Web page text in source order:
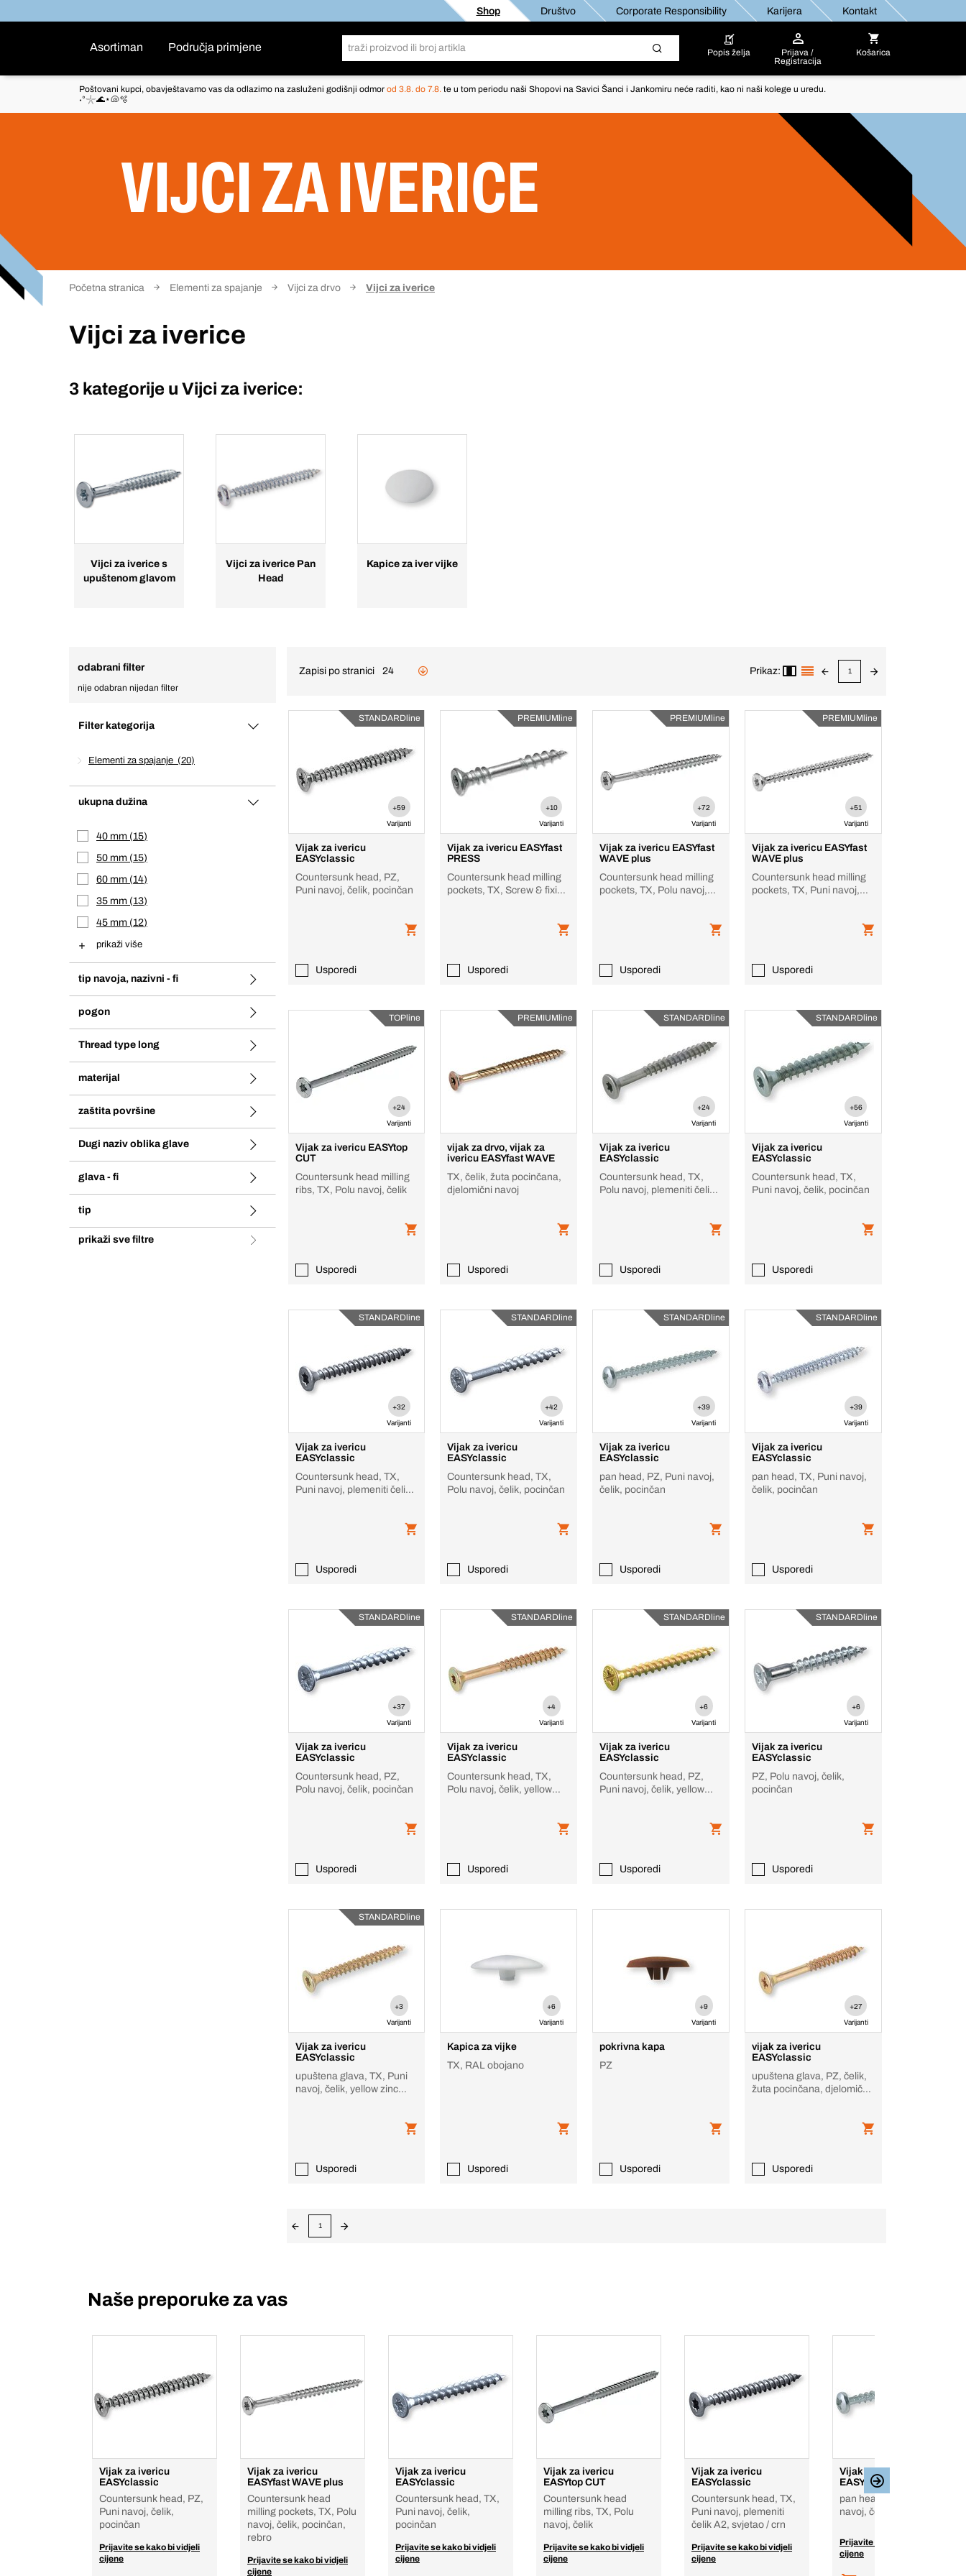
Shop Društvo Corporate Responsibility Karijera Kontakt
Asortiman Područja primjene Popis želja
Prijava /
Registracija
Košarica
Poštovani kupci, obavještavamo vas da odlazimo na zasluženi godišnji odmor od 3.8. do 7.8. te u tom periodu naši Shopovi na Savici Šanci i Jankomiru neće raditi, kao ni naši kolege u uredu.
˖°𓇼🌊⋆🐚🫧
VIJCI ZA IVERICE
Početna stranica Elementi za spajanje Vijci za drvo Vijci za iverice
Vijci za iverice
3 kategorije u Vijci za iverice:
Vijci za iverice s
upuštenom glavom
Vijci za iverice Pan
Head
Kapice za iver vijke
odabrani filter
nije odabran nijedan filter
Filter kategorija
Elementi za spajanje 20
ukupna dužina
40 mm 15
50 mm 15
60 mm 14
35 mm 13
45 mm 12
prikaži više
tip navoja, nazivni - fi
pogon
Thread type long
materijal
zaštita površine
Dugi naziv oblika glave
glava - fi
tip
prikaži sve filtre
Zapisi po stranici 24 Prikaz: 1
STANDARDline
+59
Varijanti
Vijak za ivericu
EASYclassic
Countersunk head, PZ,
Puni navoj, čelik, pocinčan
Usporedi
PREMIUMline
+10
Varijanti
Vijak za ivericu EASYfast
PRESS
Countersunk head milling
pockets, TX, Screw & fixing
Usporedi
PREMIUMline
+72
Varijanti
Vijak za ivericu EASYfast
WAVE plus
Countersunk head milling
pockets, TX, Polu navoj,
Usporedi
PREMIUMline
+51
Varijanti
Vijak za ivericu EASYfast
WAVE plus
Countersunk head milling
pockets, TX, Puni navoj,
Usporedi
TOPline
+24
Varijanti
Vijak za ivericu EASYtop
CUT
Countersunk head milling
ribs, TX, Polu navoj, čelik
Usporedi
PREMIUMline
vijak za drvo, vijak za
ivericu EASYfast WAVE
TX, čelik, žuta pocinčana,
djelomični navoj
Usporedi
STANDARDline
+24
Varijanti
Vijak za ivericu
EASYclassic
Countersunk head, TX,
Polu navoj, plemeniti čelik
Usporedi
STANDARDline
+56
Varijanti
Vijak za ivericu
EASYclassic
Countersunk head, TX,
Puni navoj, čelik, pocinčan
Usporedi
STANDARDline
+32
Varijanti
Vijak za ivericu
EASYclassic
Countersunk head, TX,
Puni navoj, plemeniti čelik
Usporedi
STANDARDline
+42
Varijanti
Vijak za ivericu
EASYclassic
Countersunk head, TX,
Polu navoj, čelik, pocinčan
Usporedi
STANDARDline
+39
Varijanti
Vijak za ivericu
EASYclassic
pan head, PZ, Puni navoj,
čelik, pocinčan
Usporedi
STANDARDline
+39
Varijanti
Vijak za ivericu
EASYclassic
pan head, TX, Puni navoj,
čelik, pocinčan
Usporedi
STANDARDline
+37
Varijanti
Vijak za ivericu
EASYclassic
Countersunk head, PZ,
Polu navoj, čelik, pocinčan
Usporedi
STANDARDline
+4
Varijanti
Vijak za ivericu
EASYclassic
Countersunk head, TX,
Polu navoj, čelik, yellow
Usporedi
STANDARDline
+6
Varijanti
Vijak za ivericu
EASYclassic
Countersunk head, PZ,
Puni navoj, čelik, yellow
Usporedi
STANDARDline
+6
Varijanti
Vijak za ivericu
EASYclassic
PZ, Polu navoj, čelik,
pocinčan
Usporedi
STANDARDline
+3
Varijanti
Vijak za ivericu
EASYclassic
upuštena glava, TX, Puni
navoj, čelik, yellow zinc
Usporedi
+6
Varijanti
Kapica za vijke
TX, RAL obojano
Usporedi
+9
Varijanti
pokrivna kapa
PZ
Usporedi
+27
Varijanti
vijak za ivericu
EASYclassic
upuštena glava, PZ, čelik,
žuta pocinčana, djelomični
Usporedi
1
Naše preporuke za vas
Vijak za ivericu
EASYclassic
Countersunk head, PZ,
Puni navoj, čelik,
pocinčan
Prijavite se kako bi vidjeli
cijene
Vijak za ivericu
EASYfast WAVE plus
Countersunk head
milling pockets, TX, Polu
navoj, čelik, pocinčan,
rebro
Prijavite se kako bi vidjeli
cijene
Vijak za ivericu
EASYclassic
Countersunk head, TX,
Puni navoj, čelik,
pocinčan
Prijavite se kako bi vidjeli
cijene
Vijak za ivericu
EASYtop CUT
Countersunk head
milling ribs, TX, Polu
navoj, čelik
Prijavite se kako bi vidjeli
cijene
Vijak za ivericu
EASYclassic
Countersunk head, TX,
Puni navoj, plemeniti
čelik A2, svjetao / crn
Prijavite se kako bi vidjeli
cijene
Vijak za ivericu
EASYclassic
pan head, PZ, Puni
navoj, čelik, pocinčan
Prijavite se kako bi vidjeli
cijene